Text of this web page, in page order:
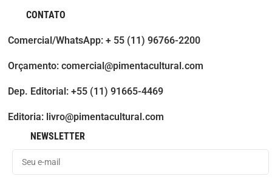
CONTATO
Comercial/WhatsApp: + 55 (11) 96766-2200
Orçamento: comercial@pimentacultural.com
Dep. Editorial: +55 (11) 91665-4469
Editoria: livro@pimentacultural.com
NEWSLETTER